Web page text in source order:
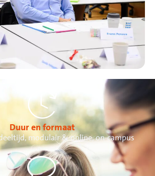
Duur en formaat
modulair & online, on-campus